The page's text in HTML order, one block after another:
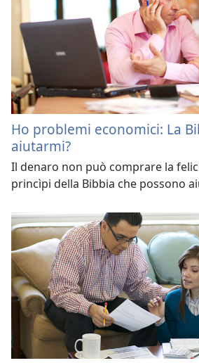
Ho problemi economici: La
aiutarmi?
Il denaro non può comprare la
princìpi della Bibbia che possono